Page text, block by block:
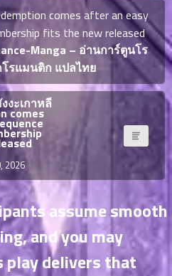
comes after an easy
fits the new released
Manga – อ่านการ์ตูนโร
รแมนติก แปลไทย
งะเกาหลี
comes
2026
assume smooth
and you may
play delivers that